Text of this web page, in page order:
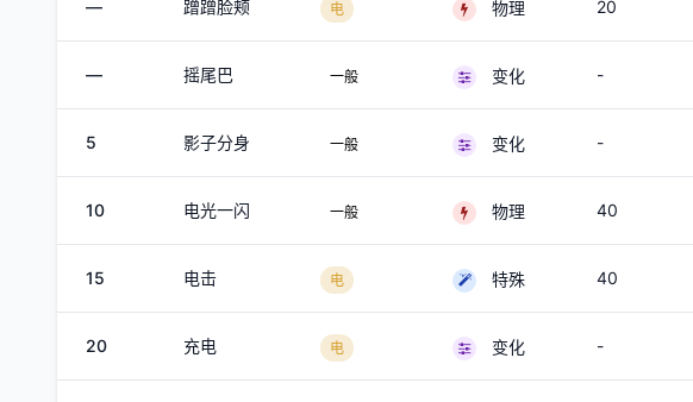
— 蹭蹭脸颊 电 物理 20
— 摇尾巴 一般 变化 -
5 影子分身 一般 变化 -
10 电光一闪 一般 物理 40
15 电击 电 特殊 40
20 充电 电 变化 -